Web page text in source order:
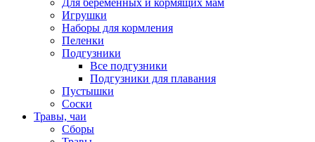
Для беременных и кормящих мам
Игрушки
Наборы для кормления
Пеленки
Подгузники
Все подгузники
Подгузники для плавания
Пустышки
Соски
Травы, чаи
Сборы